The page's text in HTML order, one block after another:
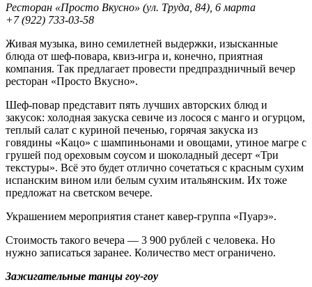
Ресторан «Просто Вкусно» (ул. Труда, 84), 6 марта
+7 (922) 733-03-58
Живая музыка, вино семилетней выдержки, изысканные
блюда от шеф-повара, квиз-игра и, конечно, приятная
компания. Так предлагает провести предпраздничный вечер
ресторан «Просто Вкусно».
Шеф-повар представит пять лучших авторских блюд и
закусок: холодная закуска севиче из лосося с манго и огурцом,
теплый салат с куриной печенью, горячая закуска из
говядины «Кацо» с шампиньонами и овощами, утиное магре с
грушей под ореховым соусом и шоколадный десерт «Три
текстуры». Всё это будет отлично сочетаться с красным сухим
испанским вином или белым сухим итальянским. Их тоже
предложат на светском вечере.
Украшением мероприятия станет кавер-группа «Пуарэ».
Стоимость такого вечера — 3 900 рублей с человека. Но
нужно записаться заранее. Количество мест ограничено.
Зажигательные танцы гоу-гоу